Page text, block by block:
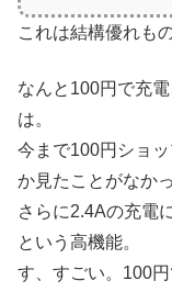
これは結構優れも
なんと100円で充
は。
今まで100円ショ
か見たことがなか
さらに2.4Aの充電
という高機能。
す、すごい。100円